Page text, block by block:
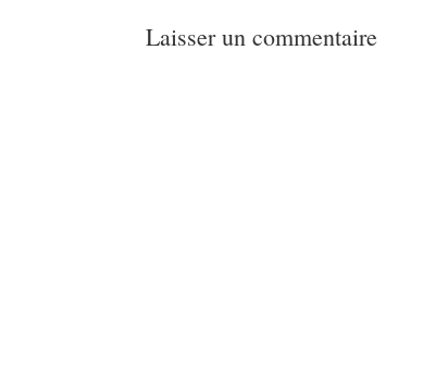
Laisser un commentaire